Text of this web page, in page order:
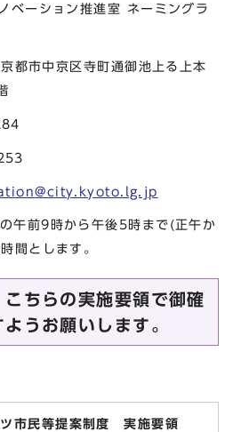
ベーション推進室 ネーミングラ
市中京区寺町通御池上る上本
午前9時から午後5時まで(正午か
間とします。
ちらの実施要領で御確
うお願いします。
ツ市民等提案制度 実施要領